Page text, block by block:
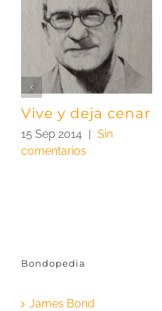
Vive y deja cenar
15 Sep 2014
Sin
comentarios
Bondopedia
James Bond